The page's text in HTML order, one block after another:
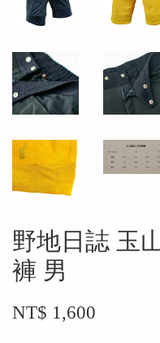
野地日誌 玉
褲 男
NT$ 1,600